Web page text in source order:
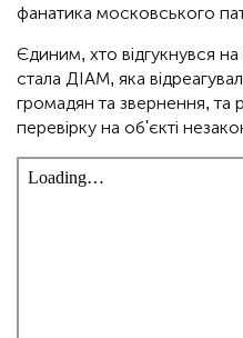
фанатика московського
Єдиним, хто відгукнувся
стала ДІАМ, яка
громадян та звернення, та
перевірку на об'єкті